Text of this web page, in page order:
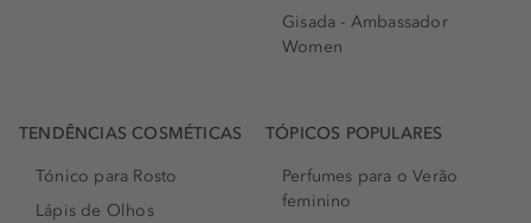
Gisada - Ambassador
Women
TENDÊNCIAS COSMÉTICAS
Tónico para Rosto
Lápis de Olhos
TÓPICOS POPULARES
Perfumes para o Verão
feminino